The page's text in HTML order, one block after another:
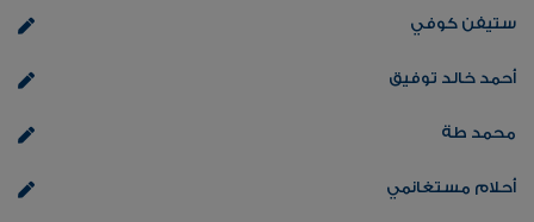
ستيفن كوفي
أحمد خالد توفيق
محمد طة
أحلام مستغانمي